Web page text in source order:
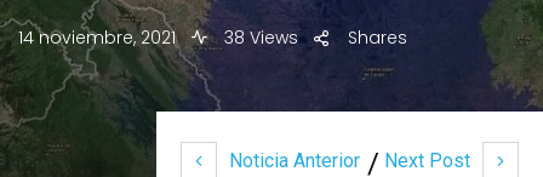
Noticia Anterior Next Post
14 noviembre, 2021 38 Views Shares